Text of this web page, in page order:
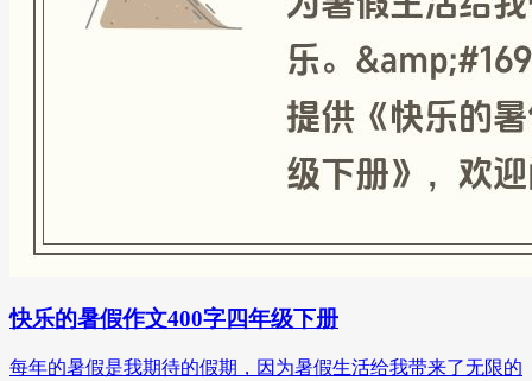
快乐的暑假作文400字四年级下册
每年的暑假是我期待的假期，因为暑假生活给我带来了无限的